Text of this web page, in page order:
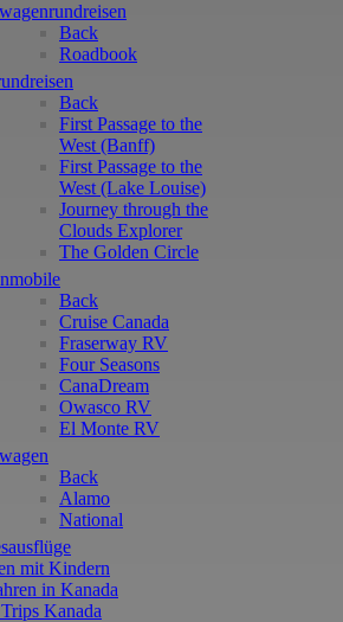
Back
Roadbook
Back
First Passage to the
West (Banff)
First Passage to the
West (Lake Louise)
Journey through the
Clouds Explorer
The Golden Circle
Back
Cruise Canada
Fraserway RV
Four Seasons
CanaDream
Owasco RV
El Monte RV
Back
Alamo
National
mit Kindern
in Kanada
Kanada